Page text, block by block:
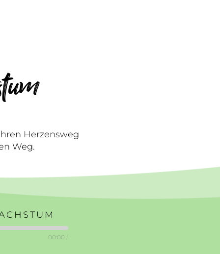
Herzensweg
Weg.
00:00 /